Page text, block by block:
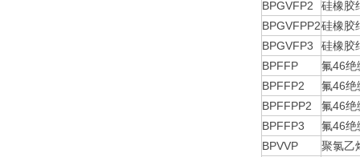
BPGVFP2
硅橡胶
BPGVFPP2硅橡胶
BPGVFP3
硅橡胶
BPFFP
氟46绝
BPFFP2
氟46绝
BPFFPP2
氟46绝
BPFFP3
氟46绝
BPVVP
聚氯乙